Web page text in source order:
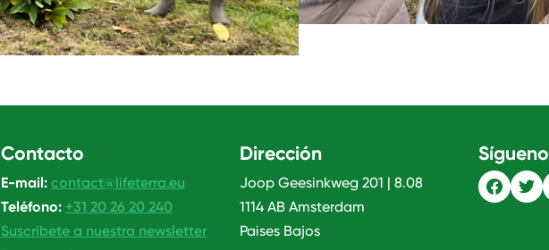
Contacto
E-mail: contact@lifeterra.eu
Teléfono: +31 20 26 20 240
Suscríbete a nuestra newsletter
Dirección
Joop Geesinkweg 201 | 8.08
1114 AB Amsterdam
Paises Bajos